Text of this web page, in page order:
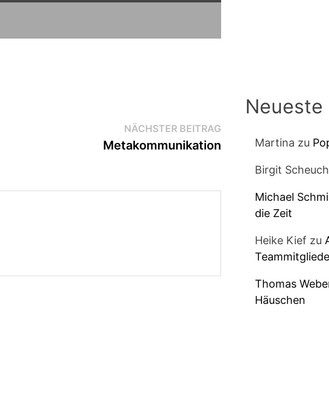
NÄCHSTER BEITRAGNächster
Beitrag:
Metakommunikation
Neueste
Martina zu
Birgit Scheuch
Michael
die Zeit
Heike Kief zu
Thomas
Häuschen